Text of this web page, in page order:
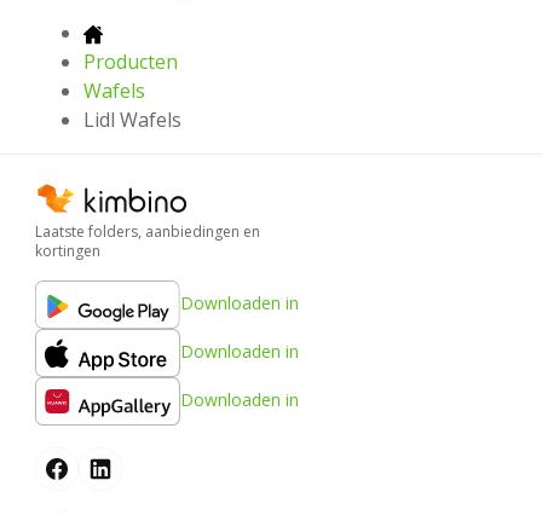
Producten
Wafels
Lidl Wafels
Laatste folders, aanbiedingen en
kortingen
Downloaden in
Downloaden in
Downloaden in